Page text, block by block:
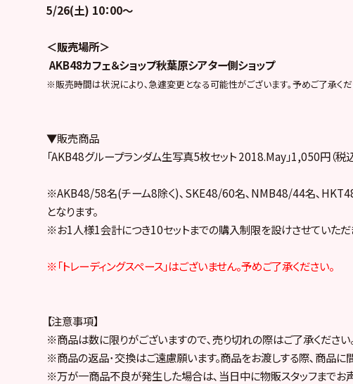
5/26(土) 10：00～
＜販売場所＞
AKB48カフェ＆ショップ秋葉原シアター側ショップ
※販売時間は状況により､急遽変更となる可能性がございます。予めご了承くだ
▼販売商品
「AKB48グループランダム生写真5枚セット 2018.May」1,050円（税込
※AKB48/58名(チーム8除く)､SKE48/60名､NMB48/44名､
となります。
※お1人様1会計につき10セットまでの購入制限を設けさせていただ
※「トレーディングスペース」はございません。予めご了承ください。
【注意事項】
※商品は数に限りがございますので､売り切れの際はご了承ください
※商品の返品･交換はご遠慮願います。商品をお渡しする際､商品に
※万が一商品不良が発生した場合は､当日中に物販スタッフまでお声